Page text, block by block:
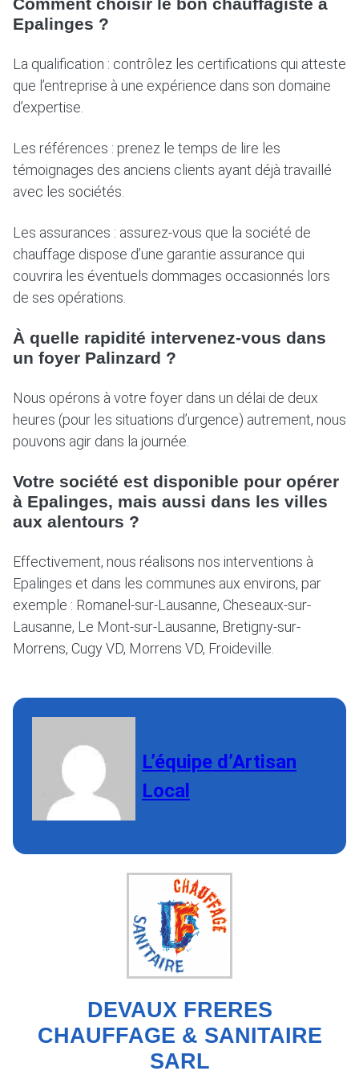
Epalinges ?
La qualification : contrôlez les certifications qui atteste
que l’entreprise à une expérience dans son domaine
d’expertise.
Les références : prenez le temps de lire les
témoignages des anciens clients ayant déjà travaillé
avec les sociétés.
Les assurances : assurez-vous que la société de
chauffage dispose d’une garantie assurance qui
couvrira les éventuels dommages occasionnés lors
de ses opérations.
À quelle rapidité intervenez-vous dans
un foyer Palinzard ?
Nous opérons à votre foyer dans un délai de deux
heures (pour les situations d’urgence) autrement, nous
pouvons agir dans la journée.
Votre société est disponible pour opérer
à Epalinges, mais aussi dans les villes
aux alentours ?
Effectivement, nous réalisons nos interventions à
Epalinges et dans les communes aux environs, par
exemple : Romanel-sur-Lausanne, Cheseaux-sur-
Lausanne, Le Mont-sur-Lausanne, Bretigny-sur-
Morrens, Cugy VD, Morrens VD, Froideville.
L’équipe d’Artisan
Local
DEVAUX FRERES
CHAUFFAGE & SANITAIRE
SARL